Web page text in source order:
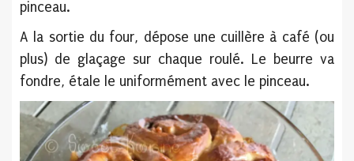
pinceau.
A la sortie du four, dépose une cuillère à café (ou
plus) de glaçage sur chaque roulé. Le beurre va
fondre, étale le uniformément avec le pinceau.